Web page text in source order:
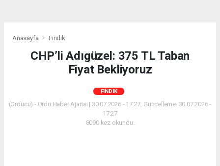
Anasayfa Fındık
CHP’li Adıgüzel: 375 TL Taban
Fiyat Bekliyoruz
FINDIK
(Orducu) - Ordu Haber Ajansı | 30.07.2026 - 17:27, Güncelleme: 30.07.2026 -
17:27
8090 kez okundu.